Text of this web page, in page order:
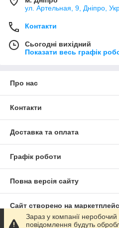
ул. Артельная, 9, Дніпро,
Контакти
Сьогодні вихідний
Показати весь графік
Про нас
Контакти
Доставка та оплата
Графік роботи
Повна версія сайту
Сайт створено на
Зараз у компанії
повідомлення будуть